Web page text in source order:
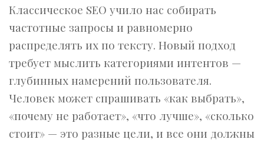
Классическое SEO учило нас собирать
частотные запросы и равномерно
распределять их по тексту. Новый подход
требует мыслить категориями интентов —
глубинных намерений пользователя.
Человек может спрашивать «как выбрать»,
«почему не работает», «что лучше», «сколько
стоит» — это разные цели, и все они должны